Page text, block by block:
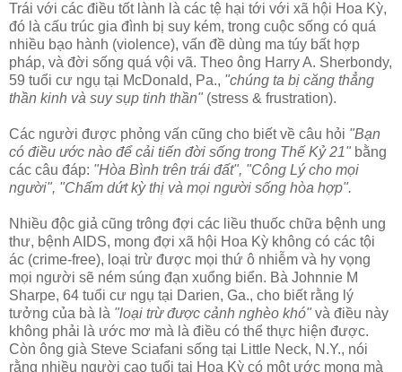
Trái với các điều tốt lành là các tệ hại tới với xã hội Hoa Kỳ,
đó là cấu trúc gia đình bị suy kém, trong cuộc sống có quá
nhiều bạo hành (violence), vấn đề dùng ma túy bất hợp
pháp, và đời sống quá vội vã. Theo ông Harry A. Sherbondy,
59 tuổi cư ngụ tại McDonald, Pa., "chúng ta bị căng thẳng
thần kinh và suy sụp tinh thần" (stress & frustration).
Các người được phỏng vấn cũng cho biết về câu hỏi "Bạn
có điều ước nào để cải tiến đời sống trong Thế Kỷ 21" bằng
các câu đáp: "Hòa Bình trên trái đất", "Công Lý cho mọi
người", "Chấm dứt kỳ thị và mọi người sống hòa hợp".
Nhiều độc giả cũng trông đợi các liều thuốc chữa bệnh ung
thư, bệnh AIDS, mong đợi xã hội Hoa Kỳ không có các tội
ác (crime-free), loại trừ được mọi thứ ô nhiễm và hy vọng
mọi người sẽ ném súng đạn xuổng biển. Bà Johnnie M
Sharpe, 64 tuổi cư ngụ tại Darien, Ga., cho biết rằng lý
tưởng của bà là "loại trừ được cảnh nghèo khó" và điều này
không phải là ước mơ mà là điều có thể thực hiện được.
Còn ông già Steve Sciafani sống tại Little Neck, N.Y., nói
rằng nhiều người cao tuổi tại Hoa Kỳ có một ước mong mà